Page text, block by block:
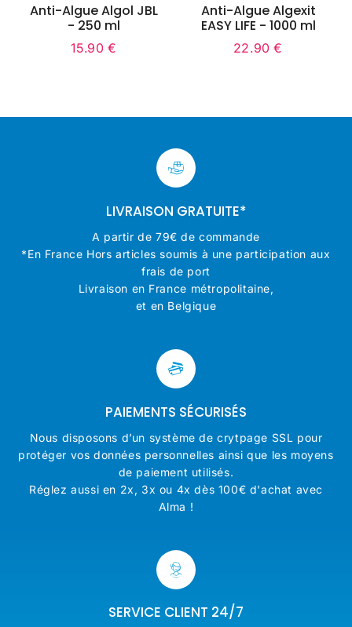
Anti-Algue Algol JBL
- 250 ml
Prix
15.90 €
Anti-Algue Algexit
EASY LIFE - 1000 ml
Prix
22.90 €
LIVRAISON GRATUITE*
A partir de 79€ de commande
*En France Hors articles soumis à une participation aux
frais de port
Livraison en France métropolitaine,
et en Belgique
PAIEMENTS SÉCURISÉS
Nous disposons d’un système de crytpage SSL pour
protéger vos données personnelles ainsi que les moyens
de paiement utilisés.
Réglez aussi en 2x, 3x ou 4x dès 100€ d'achat avec
Alma !
SERVICE CLIENT 24/7